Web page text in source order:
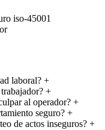
iso-45001
laboral?+
+
al operador?+
seguro?+
de actos inseguros?+